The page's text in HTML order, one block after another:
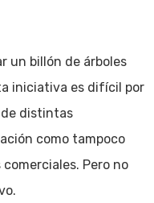
un billón de árboles
iniciativa es difícil por
de distintas
como tampoco
Pero no